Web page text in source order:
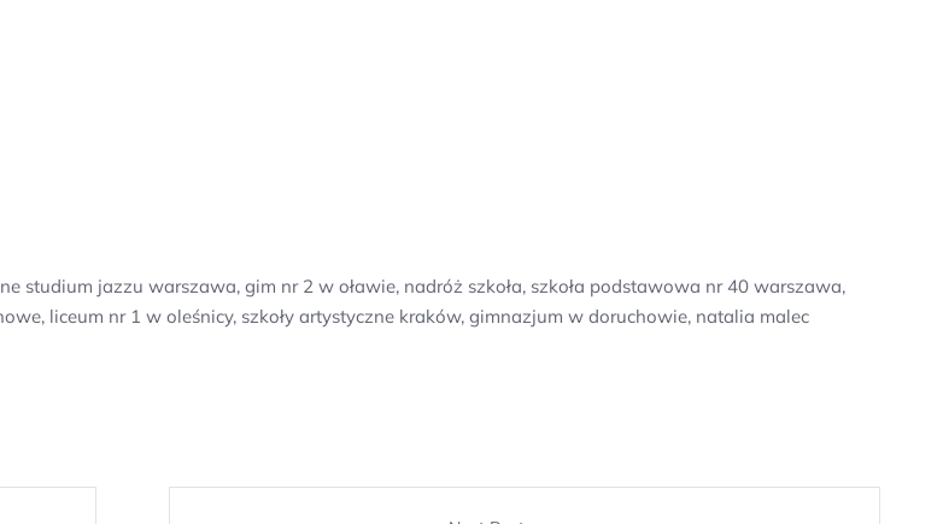
studium jazzu warszawa, gim nr 2 w oławie, nadróż szkoła, szkoła podstawowa nr 40 warszawa,
liceum nr 1 w oleśnicy, szkoły artystyczne kraków, gimnazjum w doruchowie, natalia malec